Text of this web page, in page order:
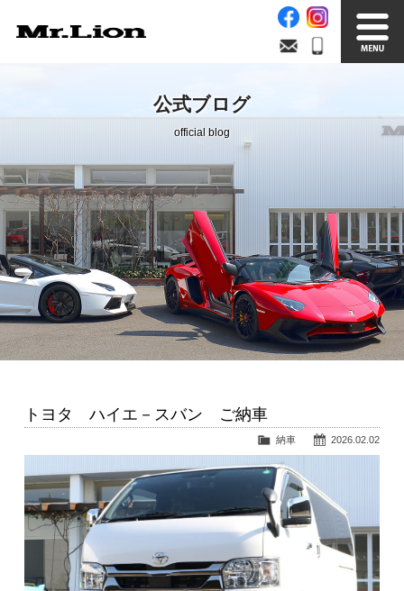
在庫車情報 買取無料査定
Factory
自社工場 サービス案内
Official Blog
公式ブログ
Company info.
会社案内
公式ブログ
official blog
トヨタ ハイエ－スバン ご納車
2026.02.02
納車